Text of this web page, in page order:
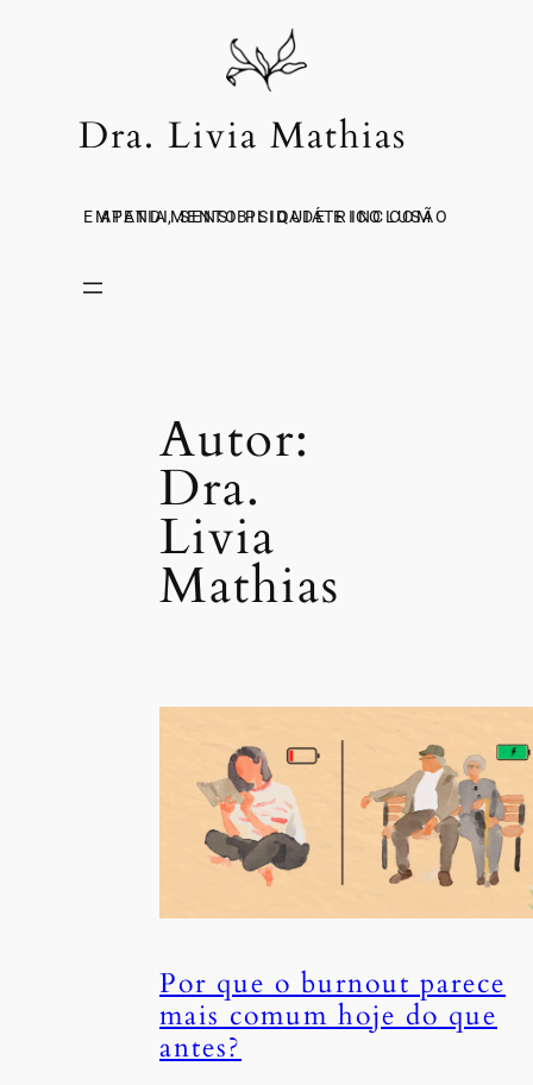
Dra. Livia Mathias
ATENDIMENTO PSIQUIÁTRICO COM EMPATIA, SENSIBILIDADE E INCLUSÃO
Autor:
Dra.
Livia
Mathias
Por que o burnout parece
mais comum hoje do que
antes?